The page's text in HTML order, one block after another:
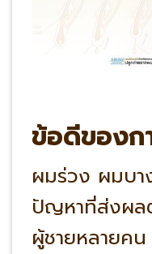
ข้อดีของก
ผมร่วง ผมบา
ปัญหาที่ส่งผล
ผู้ชายหลายคน